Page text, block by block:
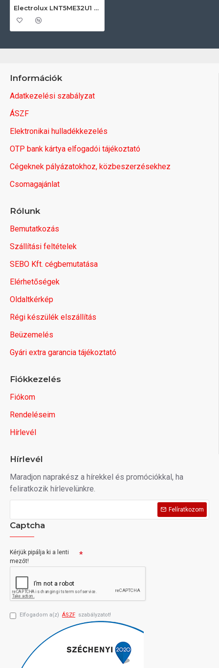
Electrolux LNT5ME32U1 Kombinált alulfagyasztós hűtőszekrény
Információk
Adatkezelési szabályzat
ÁSZF
Elektronikai hulladékkezelés
OTP bank kártya elfogadói tájékoztató
Cégeknek pályázatokhoz, közbeszerzésekhez
Csomagajánlat
Rólunk
Bemutatkozás
Szállítási feltételek
SEBO Kft. cégbemutatása
Elérhetőségek
Oldaltkérkép
Régi készülék elszállítás
Beüzemelés
Gyári extra garancia tájékoztató
Fiókkezelés
Fiókom
Rendeléseim
Hírlevél
Hírlevél
Maradjon naprakész a hírekkel és promóciókkal, ha
feliratkozik hírlevelünkre.
Felíratkozom
Captcha
Kérjük pipálja ki a lenti
mezőt!
Elfogadom a(z) ÁSZF szabályzatot!